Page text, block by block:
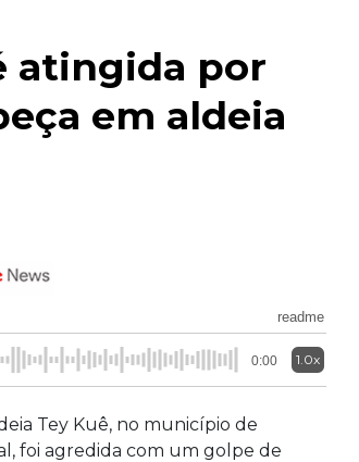
atingida por
em aldeia
readme
0:00 1.0x
Tey Kuê, no município de
foi agredida com um golpe de